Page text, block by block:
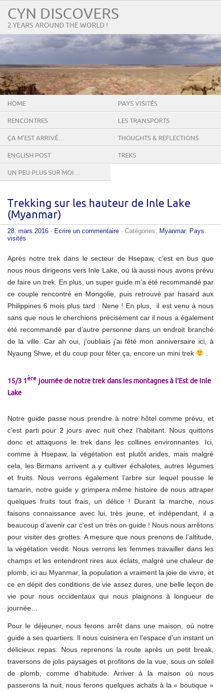
CYN DISCOVERS
2 YEARS AROUND THE WORLD !
HOME PAYS VISITÉS
RENCONTRES LES TRANSPORTS
ÇA M’EST ARRIVÉ… THOUGHTS & REFLECTIONS
ENGLISH POST TREKS
UN PEU PLUS SUR MOI…
Trekking sur les hauteur de Inle Lake
(Myanmar)
28. mars 2016 · Ecrire un commentaire · Catégories: Myanmar, Pays
visités
Après notre trek dans le secteur de Hsepaw, c’est en bus que
nous nous dirigeons vers Inle Lake, où là aussi nous avons prévu
de faire un trek. En plus, un super guide m’a été recommandé par
ce couple rencontré en Mongolie, puis retrouvé par hasard aux
Philippines 6 mois plus tard : Nene ! En plus, il est venu à nous
sans que nous le cherchions précisément car il nous a également
été recommandé par d’autre personne dans un endroit branché
de la ville. Car ah oui, j’oubliais j’ai fêté mon anniversaire ici, à
Nyaung Shwe, et du coup pour fêter ça, encore un mini trek
15/3 1ère journée de notre trek dans les montagnes à l’Est de Inle
Lake
Notre guide passe nous prendre à notre hôtel comme prévu, et
c’est parti pour 2 jours avec nuit chez l’habitant. Nous quittons
donc et attaquons le trek dans les collines environnantes. Ici,
comme à Hsepaw, la végétation est plutôt arides, mais malgré
cela, les Birmans arrivent a y cultiver échalotes, autres légumes
et fruits. Nous verrons également l’arbre sur lequel pousse le
tamarin, notre guide y grimpera même histoire de nous attraper
quelques fruits tout frais, un délice ! Durant la marche, nous
faisons connaissance avec lui, très jeune, et indépendant, il a
beaucoup d’avenir car c’est un très on guide ! Nous nous arrêtons
pour visiter des grottes. A mesure que nous prenons de l’altitude,
la végétation verdit. Nous verrons les femmes travailler dans les
champs et les entendront rires aux éclats, malgré une chaleur de
plomb, ici au Myanmar, la population a vraiment la joie de vivre, et
ce en dépit des conditions de vie assez dures, une belle leçon de
vie pour nous occidentaux qui nous plaignons à longueur de
journée…
Pour le déjeuner, nous ferons arrêt dans une maison, où notre
guide a ses quartiers. Il nous cuisinera en l’espace d’un instant un
délicieux repas. Nous reprenons la route après un petit break,
traversons de jolis paysages et profitons de la vue, sous un soleil
de plomb, comme d’habitude. Arriver à la maison où nous
passerons la nuit, nous ferons quelques achats à la « boutique »